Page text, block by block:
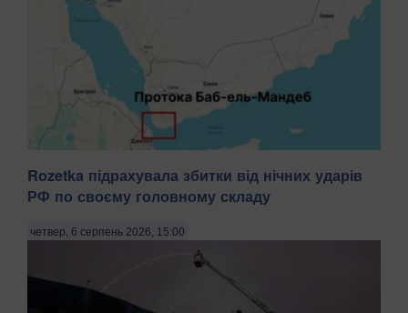
Судноплавство через Баб-ель-Мандебську протоку, яка є
одним із ключових морських торговельних вузлів, суттєво
свідчать дані моніторингу судноплавства, передають
Патріоти України з посиланням на Reuters. 5...
Rozetka підрахувала збитки від нічних ударів
РФ по своєму головному складу
четвер, 6 серпень 2026, 15:00